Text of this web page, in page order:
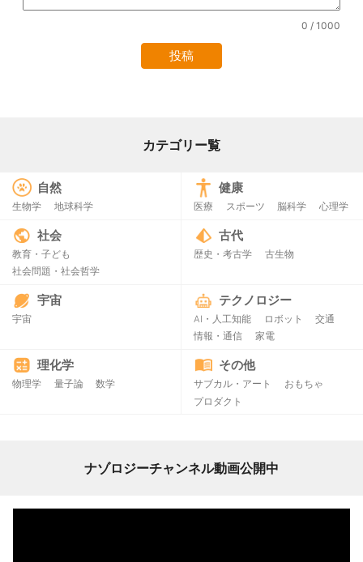
0 / 1000
カテゴリー覧
自然
生物学 地球科学
健康
医療 スポーツ 脳科学 心理学
社会
教育・子ども
社会問題・社会哲学
古代
歴史・考古学 古生物
宇宙
宇宙
テクノロジー
AI・人工知能 ロボット
交通
情報・通信
家電
理化学
物理学 量子論 数学
その他
サブカル・アート
おもちゃ
プロダクト
ナゾロジーチャンネル動画公開中